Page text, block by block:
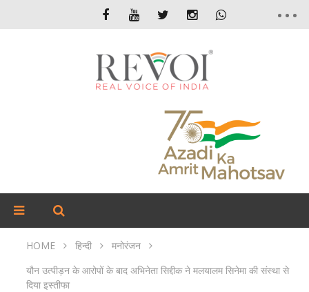
HOME हिन्दी
मनोरंजन
यौन उत्पीड़न के आरोपों के बाद अभिनेता सिद्दीक ने मलयालम सिनेमा की संस्था से
दिया इस्तीफा